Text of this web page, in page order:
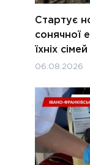
Стартує
сонячної
їхніх сімей
06.08.2026